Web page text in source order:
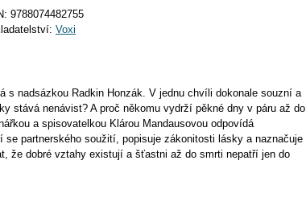
9788074482755
Voxi
s nadsázkou Radkin Honzák. V jednu chvíli dokonale souzní a
stává nenávist? A proč někomu vydrží pěkné dny v páru až do
a spisovatelkou Klárou Mandausovou odpovídá
partnerského soužití, popisuje zákonitosti lásky a naznačuje
že dobré vztahy existují a šťastni až do smrti nepatří jen do